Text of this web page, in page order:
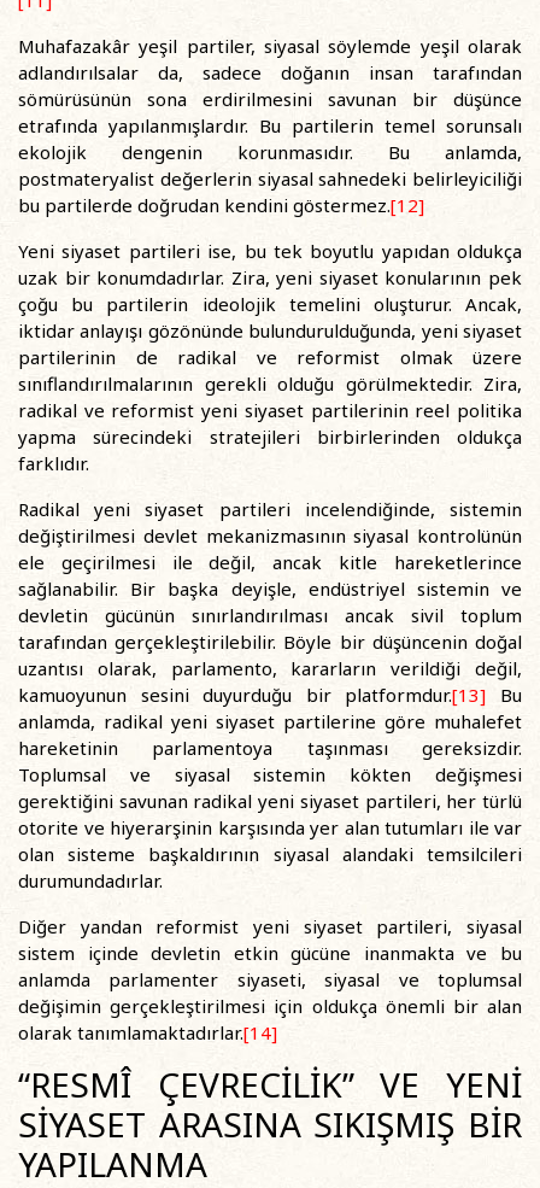
Muhafazakâr yeşil partiler, siyasal söylemde yeşil olarak
adlandırılsalar da, sadece doğanın insan tarafından
sömürüsünün sona erdirilmesini savunan bir düşünce
etrafında yapılanmışlardır. Bu partilerin temel sorunsalı
ekolojik dengenin korunmasıdır. Bu anlamda,
postmateryalist değerlerin siyasal sahnedeki belirleyiciliği
bu partilerde doğrudan kendini göstermez.[12]
Yeni siyaset partileri ise, bu tek boyutlu yapıdan oldukça
uzak bir konumdadırlar. Zira, yeni siyaset konularının pek
çoğu bu partilerin ideolojik temelini oluşturur. Ancak,
iktidar anlayışı gözönünde bulundurulduğunda, yeni siyaset
partilerinin de radikal ve reformist olmak üzere
sınıflandırılmalarının gerekli olduğu görülmektedir. Zira,
radikal ve reformist yeni siyaset partilerinin reel politika
yapma sürecindeki stratejileri birbirlerinden oldukça
farklıdır.
Radikal yeni siyaset partileri incelendiğinde, sistemin
değiştirilmesi devlet mekanizmasının siyasal kontrolünün
ele geçirilmesi ile değil, ancak kitle hareketlerince
sağlanabilir. Bir başka deyişle, endüstriyel sistemin ve
devletin gücünün sınırlandırılması ancak sivil toplum
tarafından gerçekleştirilebilir. Böyle bir düşüncenin doğal
uzantısı olarak, parlamento, kararların verildiği değil,
kamuoyunun sesini duyurduğu bir platformdur.[13] Bu
anlamda, radikal yeni siyaset partilerine göre muhalefet
hareketinin parlamentoya taşınması gereksizdir.
Toplumsal ve siyasal sistemin kökten değişmesi
gerektiğini savunan radikal yeni siyaset partileri, her türlü
otorite ve hiyerarşinin karşısında yer alan tutumları ile var
olan sisteme başkaldırının siyasal alandaki temsilcileri
durumundadırlar.
Diğer yandan reformist yeni siyaset partileri, siyasal
sistem içinde devletin etkin gücüne inanmakta ve bu
anlamda parlamenter siyaseti, siyasal ve toplumsal
değişimin gerçekleştirilmesi için oldukça önemli bir alan
olarak tanımlamaktadırlar.[14]
“RESMÎ ÇEVRECİLİK” VE YENİ
SİYASET ARASINA SIKIŞMIŞ BİR
YAPILANMA